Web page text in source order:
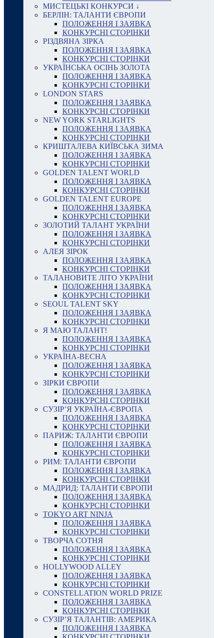
МИСТЕЦЬКІ КОНКУРСИ ↓
БЕРЛІН: ТАЛАНТИ ЄВРОПИ
ПОЛОЖЕННЯ І ЗАЯВКА
КОНКУРСНІ СТОРІНКИ
РІЗДВЯНА ЗІРКА
ПОЛОЖЕННЯ І ЗАЯВКА
КОНКУРСНІ СТОРІНКИ
УКРАЇНСЬКА ОСІНЬ ЗОЛОТА
ПОЛОЖЕННЯ І ЗАЯВКА
КОНКУРСНІ СТОРІНКИ
LONDON STARS
ПОЛОЖЕННЯ І ЗАЯВКА
КОНКУРСНІ СТОРІНКИ
NEW YORK STARLIGHTS
ПОЛОЖЕННЯ І ЗАЯВКА
КОНКУРСНІ СТОРІНКИ
КРИШТАЛЕВА КИЇВСЬКА ЗИМА
ПОЛОЖЕННЯ І ЗАЯВКА
КОНКУРСНІ СТОРІНКИ
GOLDEN TALENT WORLD
ПОЛОЖЕННЯ І ЗАЯВКА
КОНКУРСНІ СТОРІНКИ
GOLDEN TALENT EUROPE
ПОЛОЖЕННЯ І ЗАЯВКА
КОНКУРСНІ СТОРІНКИ
ЗОЛОТИЙ ТАЛАНТ УКРАЇНИ
ПОЛОЖЕННЯ І ЗАЯВКА
КОНКУРСНІ СТОРІНКИ
АЛЕЯ ЗІРОК
ПОЛОЖЕННЯ І ЗАЯВКА
КОНКУРСНІ СТОРІНКИ
ТАЛАНОВИТЕ ЛІТО УКРАЇНИ
ПОЛОЖЕННЯ І ЗАЯВКА
КОНКУРСНІ СТОРІНКИ
SEOUL TALENT SKY
ПОЛОЖЕННЯ І ЗАЯВКА
КОНКУРСНІ СТОРІНКИ
Я МАЮ ТАЛАНТ!
ПОЛОЖЕННЯ І ЗАЯВКА
КОНКУРСНІ СТОРІНКИ
УКРАЇНА-ВЕСНА
ПОЛОЖЕННЯ І ЗАЯВКА
КОНКУРСНІ СТОРІНКИ
ЗІРКИ ЄВРОПИ
ПОЛОЖЕННЯ І ЗАЯВКА
КОНКУРСНІ СТОРІНКИ
СУЗІР’Я УКРАЇНА-ЄВРОПА
ПОЛОЖЕННЯ І ЗАЯВКА
КОНКУРСНІ СТОРІНКИ
ПАРИЖ: ТАЛАНТИ ЄВРОПИ
ПОЛОЖЕННЯ І ЗАЯВКА
КОНКУРСНІ СТОРІНКИ
РИМ: ТАЛАНТИ ЄВРОПИ
ПОЛОЖЕННЯ І ЗАЯВКА
КОНКУРСНІ СТОРІНКИ
МАДРИД: ТАЛАНТИ ЄВРОПИ
ПОЛОЖЕННЯ І ЗАЯВКА
КОНКУРСНІ СТОРІНКИ
TOKYO ART NINJA
ПОЛОЖЕННЯ І ЗАЯВКА
КОНКУРСНІ СТОРІНКИ
ТВОРЧА СОТНЯ
ПОЛОЖЕННЯ І ЗАЯВКА
КОНКУРСНІ СТОРІНКИ
HOLLYWOOD ALLEY
ПОЛОЖЕННЯ І ЗАЯВКА
КОНКУРСНІ СТОРІНКИ
CONSTELLATION WORLD PRIZE
ПОЛОЖЕННЯ І ЗАЯВКА
КОНКУРСНІ СТОРІНКИ
СУЗІР’Я ТАЛАНТІВ: АМЕРИКА
ПОЛОЖЕННЯ І ЗАЯВКА